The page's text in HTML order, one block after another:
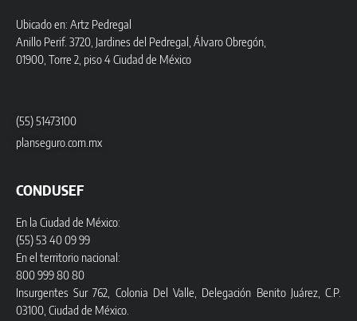
Ubicado en: Artz Pedregal
Anillo Perif. 3720, Jardines del Pedregal, Álvaro Obregón,
01900, Torre 2, piso 4 Ciudad de México
(55) 51473100
planseguro.com.mx
CONDUSEF
En la Ciudad de México:
(55) 53 40 09 99
En el territorio nacional:
800 999 80 80
Insurgentes Sur 762, Colonia Del Valle, Delegación Benito Juárez, C.P.
03100, Ciudad de México.